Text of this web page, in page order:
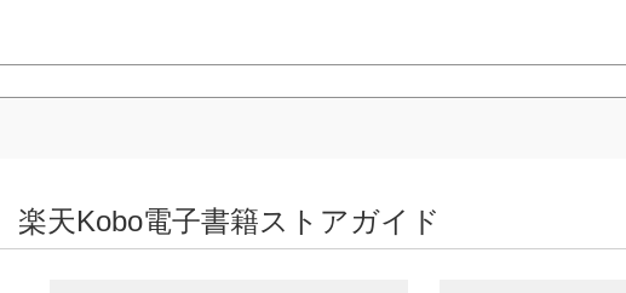
楽天Kobo電子書籍ストアガイド